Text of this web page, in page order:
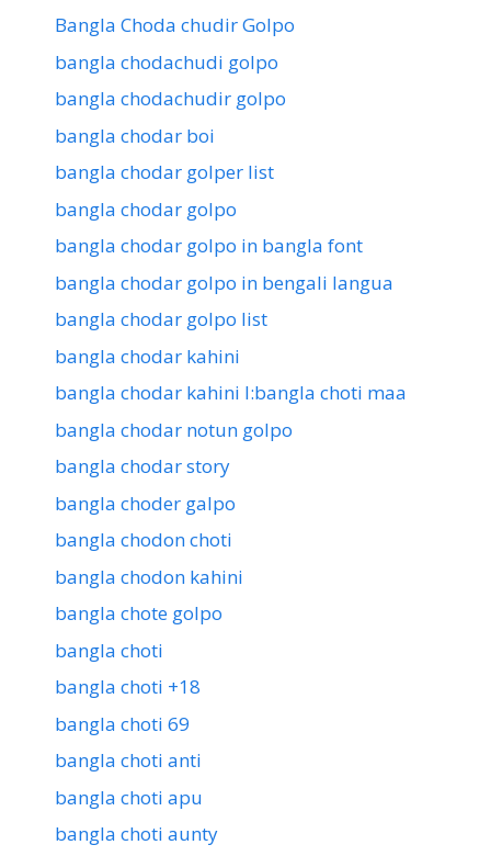
Bangla Choda chudir Golpo
bangla chodachudi golpo
bangla chodachudir golpo
bangla chodar boi
bangla chodar golper list
bangla chodar golpo
bangla chodar golpo in bangla font
bangla chodar golpo in bengali langua
bangla chodar golpo list
bangla chodar kahini
bangla chodar kahini l:bangla choti maa
bangla chodar notun golpo
bangla chodar story
bangla choder galpo
bangla chodon choti
bangla chodon kahini
bangla chote golpo
bangla choti
bangla choti +18
bangla choti 69
bangla choti anti
bangla choti apu
bangla choti aunty